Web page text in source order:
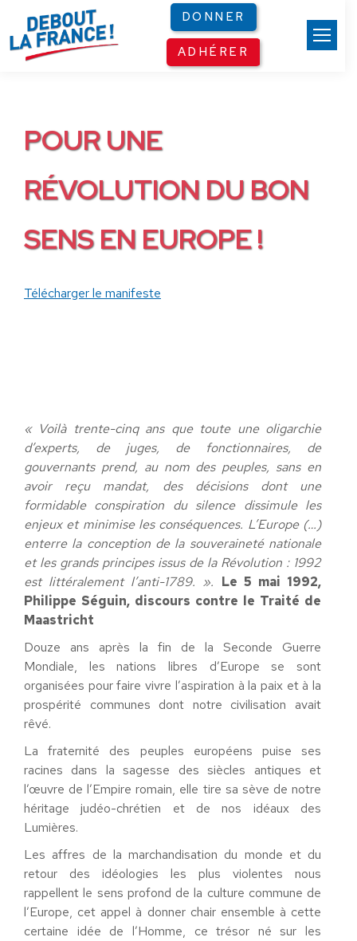
DONNER
ADHÉRER
POUR UNE
RÉVOLUTION DU BON
SENS EN EUROPE !
Télécharger le manifeste
« Voilà trente-cinq ans que toute une oligarchie
d’experts, de juges, de fonctionnaires, de
gouvernants prend, au nom des peuples, sans en
avoir reçu mandat, des décisions dont une
formidable conspiration du silence dissimule les
enjeux et minimise les conséquences. L’Europe (…)
enterre la conception de la souveraineté nationale
et les grands principes issus de la Révolution : 1992
est littéralement l’anti-1789. ». Le 5 mai 1992,
Philippe Séguin, discours contre le Traité de
Maastricht
Douze ans après la fin de la Seconde Guerre
Mondiale, les nations libres d’Europe se sont
organisées pour faire vivre l’aspiration à la paix et à la
prospérité communes dont notre civilisation avait
rêvé.
La fraternité des peuples européens puise ses
racines dans la sagesse des siècles antiques et
l’œuvre de l’Empire romain, elle tire sa sève de notre
héritage judéo-chrétien et de nos idéaux des
Lumières.
Les affres de la marchandisation du monde et du
retour des idéologies les plus violentes nous
rappellent le sens profond de la culture commune de
l’Europe, cet appel à donner chair ensemble à cette
certaine idée de l’Homme, ce trésor né sur les
Panneau de gestion des cookies